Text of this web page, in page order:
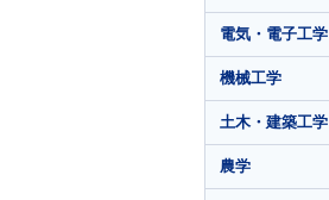
電気・電子工学
機械工学
土木・建築工学
農学